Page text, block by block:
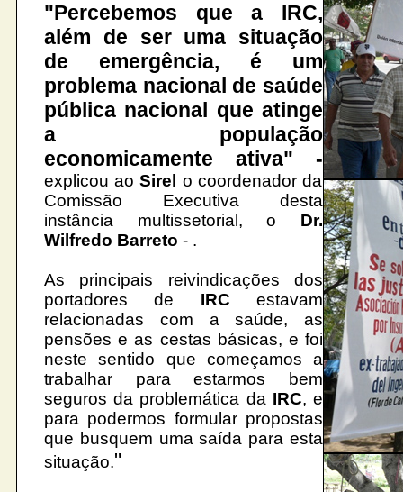
"Percebemos que a IRC,
além de ser uma situação
de emergência, é um
problema nacional de saúde
pública nacional que atinge
a população
economicamente ativa" -
explicou aoSirel
o coordenador da
Comissão Executiva desta
instância multissetorial, o Dr.
Wilfredo Barreto - .
As principais reivindicações dos
portadores de IRC estavam
relacionadas com a saúde, as
pensões e as cestas básicas, e foi
neste sentido que começamos a
trabalhar para estarmos bem
seguros da problemática da IRC, e
para podermos formular propostas
que busquem uma saída para esta
situação."